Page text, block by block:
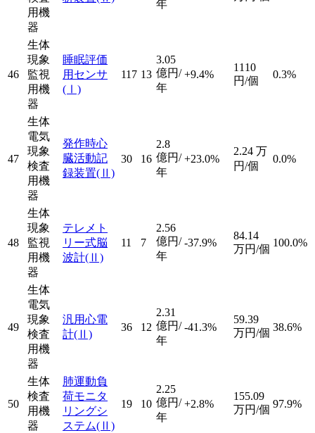
用機
器
年
46
生体
現象
監視
用機
器
睡眠評価
用センサ
(Ⅰ)
117 13
3.05
億円/
年
+9.4%
1110
円/個
0.3%
47
生体
電気
現象
検査
用機
器
発作時心
臓活動記
録装置(Ⅱ)
30 16
2.8
億円/
年
+23.0%
2.24 万
円/個
0.0%
48
生体
現象
監視
用機
器
テレメト
リー式脳
波計(Ⅱ)
11 7
2.56
億円/
年
-37.9%
84.14
万円/個
100.0%
49
生体
電気
現象
検査
用機
器
汎用心電
計(Ⅱ)
36 12
2.31
億円/
年
-41.3%
59.39
万円/個 38.6%
50
生体
検査
用機
器
肺運動負
荷モニタ
リングシ
ステム(Ⅱ)
19 10
2.25
億円/
年
+2.8%
155.09
万円/個 97.9%